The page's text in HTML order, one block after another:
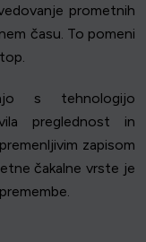
prometnih
času. To pomeni
s tehnologijo
preglednost in
zapisom
čakalne vrste je